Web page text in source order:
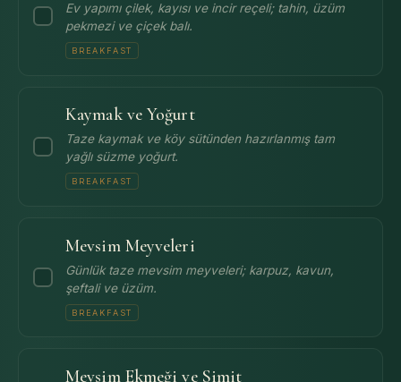
Ev yapımı çilek, kayısı ve incir reçeli; tahin, üzüm
pekmezi ve çiçek balı.
BREAKFAST
Kaymak ve Yoğurt
Taze kaymak ve köy sütünden hazırlanmış tam
yağlı süzme yoğurt.
BREAKFAST
Mevsim Meyveleri
Günlük taze mevsim meyveleri; karpuz, kavun,
şeftali ve üzüm.
BREAKFAST
Mevsim Ekmeği ve Simit